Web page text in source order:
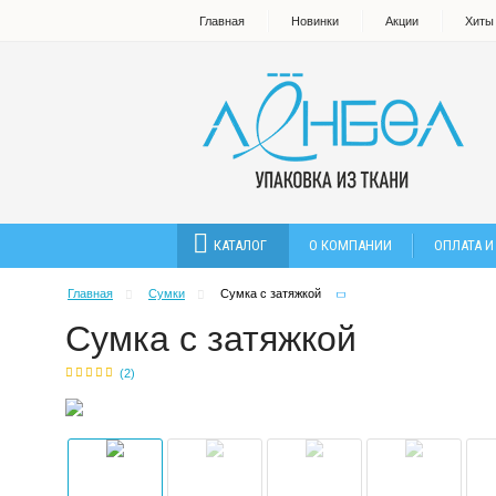
Главная Новинки Акции Хиты
КАТАЛОГ О КОМПАНИИ ОПЛАТА
Главная Сумки Сумка с затяжкой
Сумка с затяжкой
(2)